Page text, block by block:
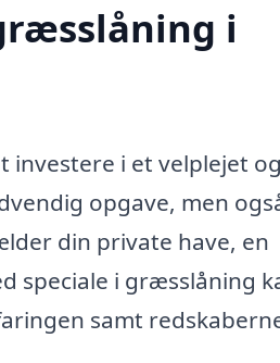
i
i et velplejet og
opgave, men
din private have, en
speciale i græsslåning
samt